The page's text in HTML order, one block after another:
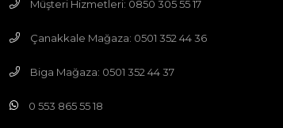
Müşteri Hizmetleri: 0850 305 55 17
Çanakkale Mağaza: 0501 352 44 36
Biga Mağaza: 0501 352 44 37
0 553 865 55 18